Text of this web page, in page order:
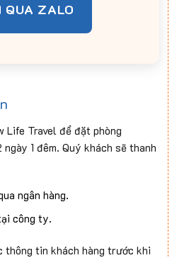
QUA ZALO
Life Travel để đặt phòng
1 đêm. Quý khách sẽ thanh
ngân hàng.
công ty.
thông tin khách hàng trước khi